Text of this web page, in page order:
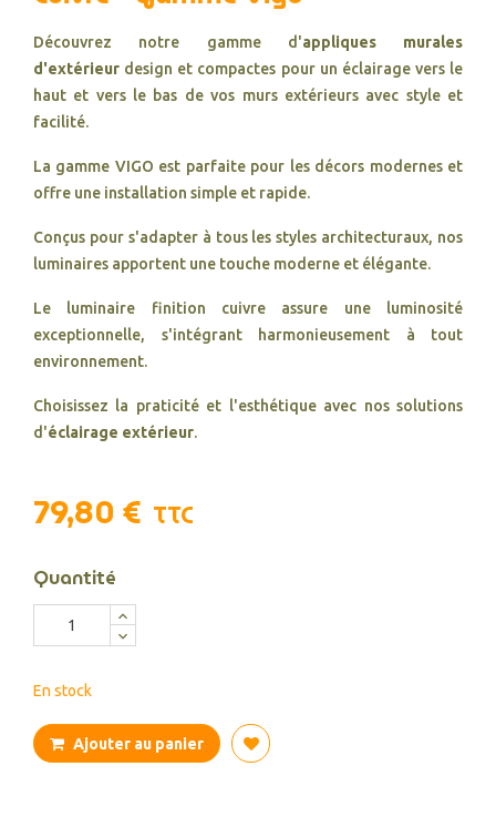
Découvrez notre gamme d'appliques murales
d'extérieur design et compactes pour un éclairage vers le
haut et vers le bas de vos murs extérieurs avec style et
facilité.
La gamme VIGO est parfaite pour les décors modernes et
offre une installation simple et rapide.
Conçus pour s'adapter à tous les styles architecturaux, nos
luminaires apportent une touche moderne et élégante.
Le luminaire finition cuivre assure une luminosité
exceptionnelle, s'intégrant harmonieusement à tout
environnement.
Choisissez la praticité et l'esthétique avec nos solutions
d'éclairage extérieur.
79,80 € TTC
Quantité
En stock
Ajouter au panier